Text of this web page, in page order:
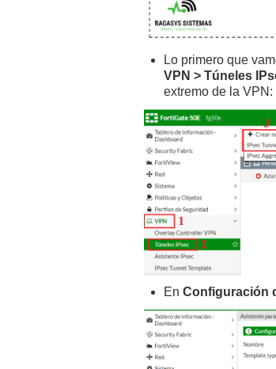
Lo primero que
VPN > Túneles
extremo de la VPN:
En Configuración